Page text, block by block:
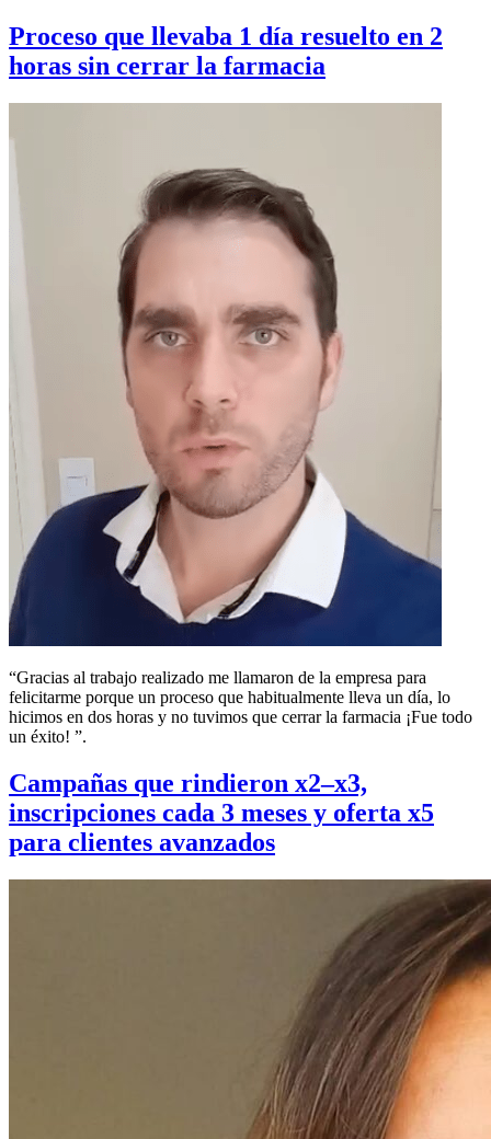
Proceso que llevaba 1 día resuelto en 2
horas sin cerrar la farmacia
“Gracias al trabajo realizado me llamaron de la empresa para
felicitarme porque un proceso que habitualmente lleva un día, lo
hicimos en dos horas y no tuvimos que cerrar la farmacia ¡Fue todo
un éxito! ”.
Campañas que rindieron x2–x3,
inscripciones cada 3 meses y oferta x5
para clientes avanzados